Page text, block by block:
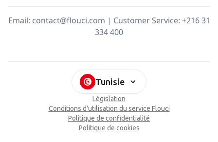
Email: contact@flouci.com | Customer Service: +216 31
334 400
Législation
Conditions d'utilisation du service Flouci
Politique de confidentialité
Politique de cookies
Tunisie